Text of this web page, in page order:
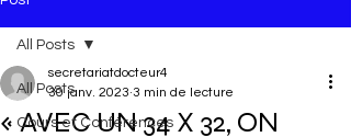
All Posts
Cours et Conférences
All Posts
« AVEC UN 34 X 32, ON
secretariatdocteur4
30 janv. 2023 3 min de lecture